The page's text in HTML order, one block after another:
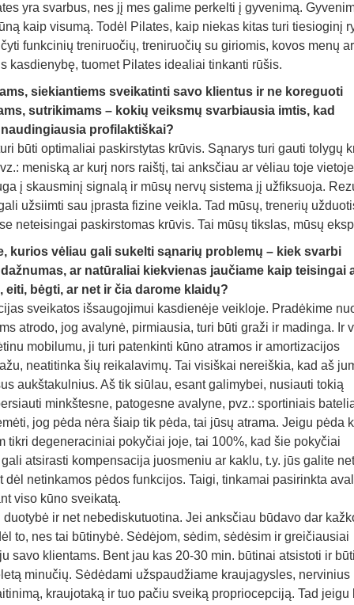
yra svarbus, nes jį mes galime perkelti į gyvenimą.
kaip visumą. Todėl Pilates, kaip niekas kitas turi tiesioginį
funkcinių treniruočių, treniruočių su giriomis, kovos menų
kasdienybę, tuomet Pilates idealiai tinkanti rūšis.
siekiantiems sveikatinti savo klientus ir ne koreguoti
sutrikimams – kokių veiksmų svarbiausia imtis, kad
profilaktiškai?
būti optimaliai paskirstytas krūvis. Sąnarys turi gauti tolygų
meniską ar kurį nors raištį, tai anksčiau ar vėliau toje vietoje
į skausminį signalą ir mūsų nervų sistema jį užfiksuoja.
užsiimti sau įprasta fizine veikla. Tad mūsų, trenerių
neteisingai paskirstomas krūvis. Tai mūsų tikslas, mūsų
kurios vėliau gali sukelti sąnarių problemų – kiek svarbi
ar natūraliai kiekvienas jaučiame kaip teisingai
bėgti, ar net ir čia darome klaidų?
sveikatos išsaugojimui kasdienėje veikloje. Pradėkime
atrodo, jog avalynė, pirmiausia, turi būti graži ir madinga. Ir
mobilumu, ji turi patenkinti kūno atramos ir amortizacijos
neatitinka šių reikalavimų. Tai visiškai nereiškia, kad aš
aukštakulnius. Aš tik siūlau, esant galimybei, nusiauti tokią
minkštesne, patogesne avalyne, pvz.: sportiniais
jog pėda nėra šiaip tik pėda, tai jūsų atrama. Jeigu pėda
tikri degeneraciniai pokyčiai joje, tai 100%, kad šie pokyčiai
atsirasti kompensacija juosmeniu ar kaklu, t.y. jūs galite
netinkamos pėdos funkcijos. Taigi, tinkamai pasirinkta
viso kūno sveikatą.
ir net nebediskutuotina. Jei anksčiau būdavo dar
to, nes tai būtinybė. Sėdėjom, sėdim, sėdėsim ir greičiausiai
savo klientams. Bent jau kas 20-30 min. būtinai atsistoti ir
minučių. Sėdėdami užspaudžiame kraujagysles, nervinius
kraujotaką ir tuo pačiu sveiką propriocepciją. Tad jeigu